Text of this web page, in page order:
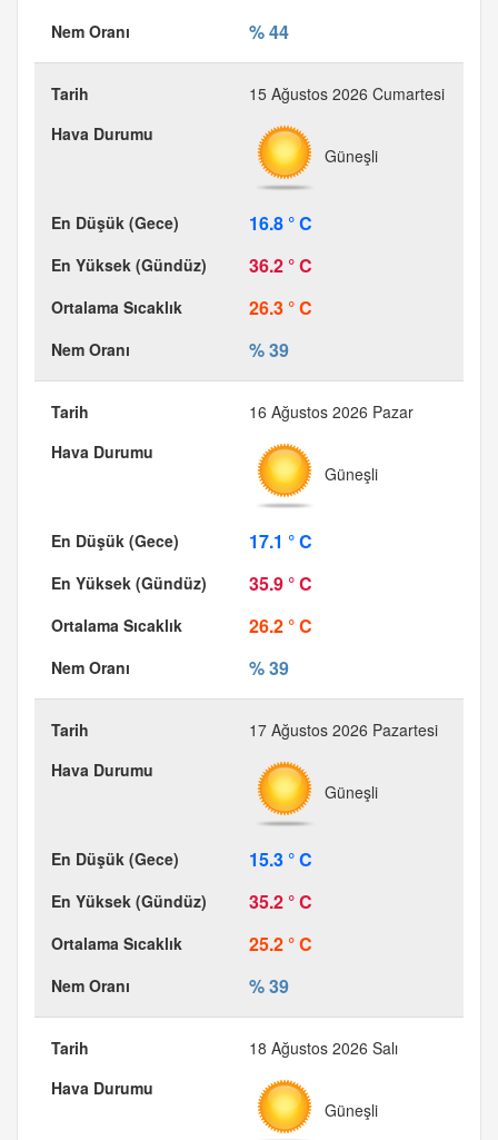
% 44
15 Ağustos 2026 Cumartesi
Güneşli
16.8 ° C
36.2 ° C
26.3 ° C
% 39
16 Ağustos 2026 Pazar
Güneşli
17.1 ° C
35.9 ° C
26.2 ° C
% 39
17 Ağustos 2026 Pazartesi
Güneşli
15.3 ° C
35.2 ° C
25.2 ° C
% 39
18 Ağustos 2026 Salı
Güneşli